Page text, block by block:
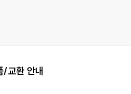
교환 안내